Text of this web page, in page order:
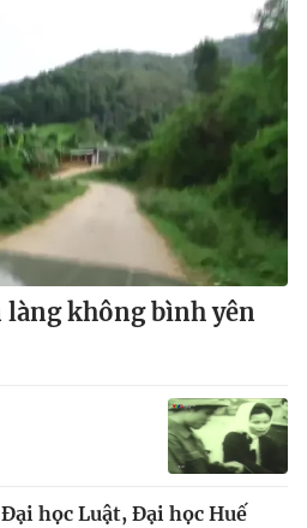
không bình yên
học Luật, Đại học Huế